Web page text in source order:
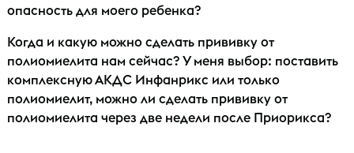
опасность для моего ребенка?
Когда и какую можно сделать прививку от
полиомиелита нам сейчас? У меня выбор: поставить
комплексную АКДС Инфанрикс или только
полиомиелит, можно ли сделать прививку от
полиомиелита через две недели после Приорикса?